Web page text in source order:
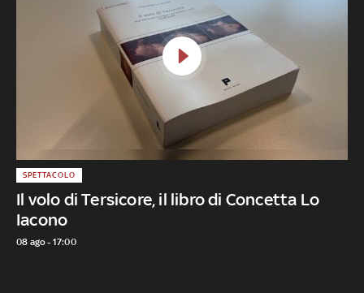
Il volo di Tersicore, il libro di Concetta Lo
Iacono
SPETTACOLO
08 ago - 17:00